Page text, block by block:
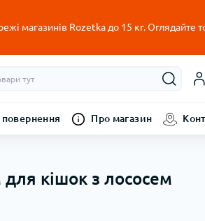
магазинів Rozetka до 15 кг. Оглядайте
Про магазин
кішок з лососем